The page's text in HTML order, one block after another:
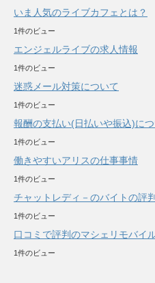
いま人気のライブカフェとは？
1件のビュー
エンジェルライブの求人情報
1件のビュー
迷惑メール対策について
1件のビュー
報酬の支払い(日払いや振込)に
1件のビュー
働きやすいアリスの仕事事情
1件のビュー
チャットレディ－のバイトの評
1件のビュー
口コミで評判のマシェリモバイ
1件のビュー